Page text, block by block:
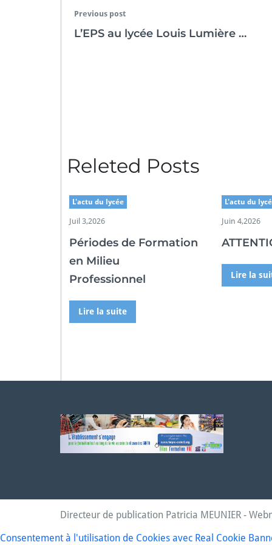
Previous post
L’EPS au lycée Louis Lumière …
Releted Posts
L'actu du lycée
Juil 3,2026
Périodes de Formation
en Milieu
Professionnel
Lire la suite
L'actu du
Juin 4,2026
Lire la
Directeur de publication Patricia MEUNIER -
Consentement à l'utilisation de Cookies avec Real Cookie